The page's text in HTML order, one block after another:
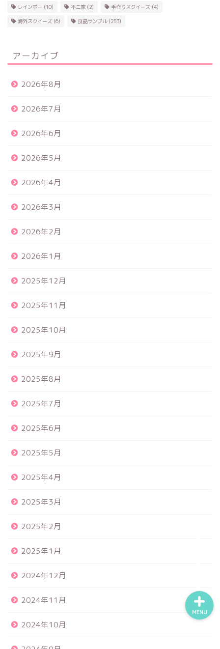
レインボー (10) 不二家 (2) 手作りスクイーズ (4)
海外スクイーズ (6) 食品サンプル(253)
アーカイブ
2026年8月
2026年7月
2026年6月
2026年5月
2026年4月
2026年3月
2026年2月
2026年1月
2025年12月
2025年11月
2025年10月
2025年9月
2025年8月
2025年7月
2025年6月
2025年5月
2025年4月
2025年3月
2025年2月
2025年1月
2024年12月
2024年11月
2024年10月
MENU